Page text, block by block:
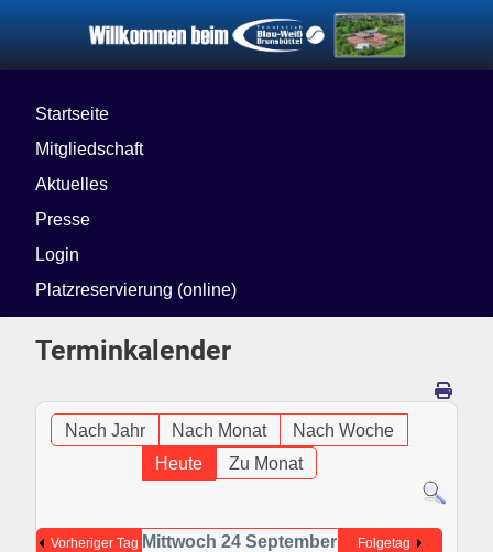
Startseite
Mitgliedschaft
Aktuelles
Presse
Login
Platzreservierung (online)
Terminkalender
Nach Jahr Nach Monat
Nach Woche
Heute
Zu Monat
Vorheriger Tag Mittwoch 24 September
Folgetag